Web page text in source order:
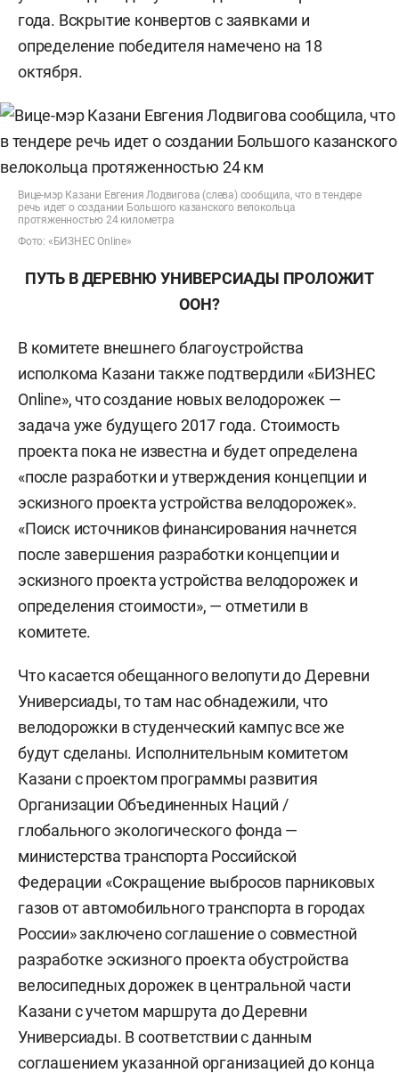
года. Вскрытие конвертов с заявками и
определение победителя намечено на 18
октября.
Вице-мэр Казани Евгения Лодвигова (слева) сообщила, что в тендере
речь идет о создании Большого казанского велокольца
протяженностью 24 километра
Фото: «БИЗНЕС Online»
ПУТЬ В ДЕРЕВНЮ УНИВЕРСИАДЫ ПРОЛОЖИТ
ООН?
В комитете внешнего благоустройства
исполкома Казани также подтвердили «БИЗНЕС
Online», что создание новых велодорожек —
задача уже будущего 2017 года. Стоимость
проекта пока не известна и будет определена
«после разработки и утверждения концепции и
эскизного проекта устройства велодорожек».
«Поиск источников финансирования начнется
после завершения разработки концепции и
эскизного проекта устройства велодорожек и
определения стоимости», — отметили в
комитете.
Что касается обещанного велопути до Деревни
Универсиады, то там нас обнадежили, что
велодорожки в студенческий кампус все же
будут сделаны. Исполнительным комитетом
Казани с проектом программы развития
Организации Объединенных Наций /
глобального экологического фонда —
министерства транспорта Российской
Федерации «Сокращение выбросов парниковых
газов от автомобильного транспорта в городах
России» заключено соглашение о совместной
разработке эскизного проекта обустройства
велосипедных дорожек в центральной части
Казани с учетом маршрута до Деревни
Универсиады. В соответствии с данным
соглашением указанной организацией до конца